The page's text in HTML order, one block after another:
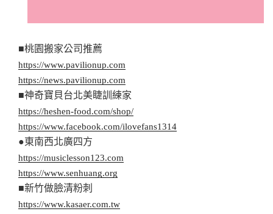
■桃園搬家公司推薦
https://www.pavilionup.com
https://news.pavilionup.com
■神奇寶貝台北美睫訓練家
https://heshen-food.com/shop/
https://www.facebook.com/ilovefans1314
●東南西北廣四方
https://musiclesson123.com
https://www.senhuang.org
■新竹做臉清粉刺
https://www.kasaer.com.tw